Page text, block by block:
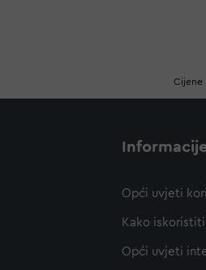
Cijene
Opći uvjeti
Kako
Opći uvjeti